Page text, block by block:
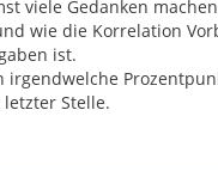
viele Gedanken
wie die Korrelation
ist.
irgendwelche
Stelle.